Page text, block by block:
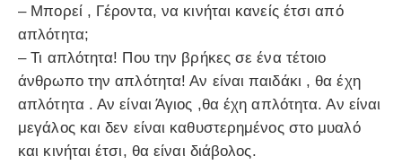
– Μπορεί , Γέροντα, να κινήται κανείς έτσι από
απλότητα;
– Τι απλότητα! Που την βρήκες σε ένα τέτοιο
άνθρωπο την απλότητα! Αν είναι παιδάκι , θα έχη
απλότητα . Αν είναι Άγιος ,θα έχη απλότητα. Αν είναι
μεγάλος και δεν είναι καθυστερημένος στο μυαλό
και κινήται έτσι, θα είναι διάβολος.